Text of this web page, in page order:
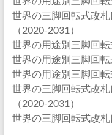
世界の三脚回転式改
（2020-2031）
世界の用途別三脚回
世界の用途別三脚回
世界の用途別三脚回
世界の三脚回転式改
（2020-2031）
世界の三脚回転式改